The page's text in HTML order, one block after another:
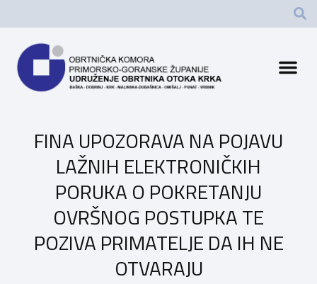
FINA UPOZORAVA NA POJAVU
LAŽNIH ELEKTRONIČKIH
PORUKA O POKRETANJU
OVRŠNOG POSTUPKA TE
POZIVA PRIMATELJE DA IH NE
OTVARAJU